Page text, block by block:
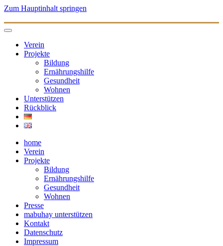
Zum Hauptinhalt springen
Verein
Projekte
Bildung
Ernährungshilfe
Gesundheit
Wohnen
Unterstützen
Rückblick
home
Verein
Projekte
Bildung
Ernährungshilfe
Gesundheit
Wohnen
Presse
mabuhay unterstützen
Kontakt
Datenschutz
Impressum